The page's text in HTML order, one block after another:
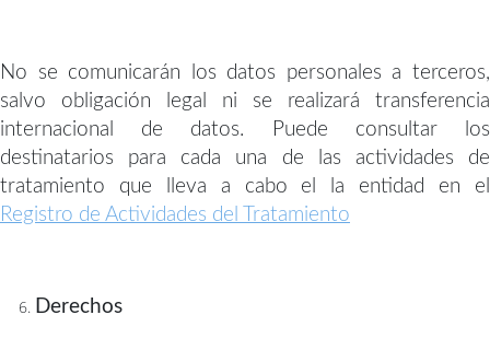
No se comunicarán los datos personales a terceros,
salvo obligación legal ni se realizará transferencia
internacional de datos. Puede consultar los
destinatarios para cada una de las actividades de
tratamiento que lleva a cabo el la entidad en el
Registro de Actividades del Tratamiento
Derechos